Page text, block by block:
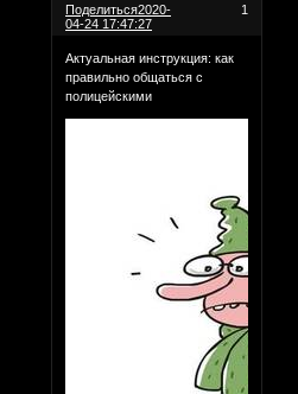
Поделиться 1
2020-
04-24 17:47:27
Актуальная инструкция: как
правильно общаться с
полицейскими